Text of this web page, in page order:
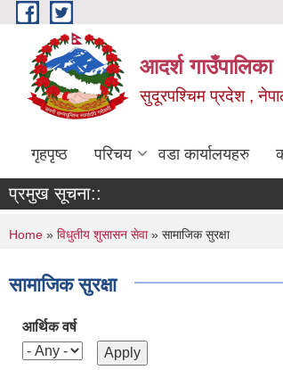
Skip to main content
आदर्श गाउँपालिका
सुदूरपश्चिम प्रदेश ,
गृहपृष्ठ परिचय वडा कार्यालयहरु
प्रमुख सूचना::
You are here
Home » विधुतीय शुसासन सेवा» सामाजिक सुरक्षा
सामाजिक सुरक्षा
आर्थिक वर्ष